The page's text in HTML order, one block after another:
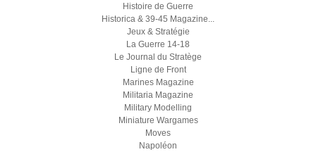
Histoire de Guerre
Historica & 39-45 Magazine...
Jeux & Stratégie
La Guerre 14-18
Le Journal du Stratège
Ligne de Front
Marines Magazine
Militaria Magazine
Military Modelling
Miniature Wargames
Moves
Napoléon